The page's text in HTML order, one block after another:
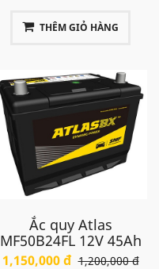
THÊM GIỎ HÀNG
Ắc quy Atlas
MF50B24FL 12V 45Ah
1,150,000 đ 1,200,000 đ